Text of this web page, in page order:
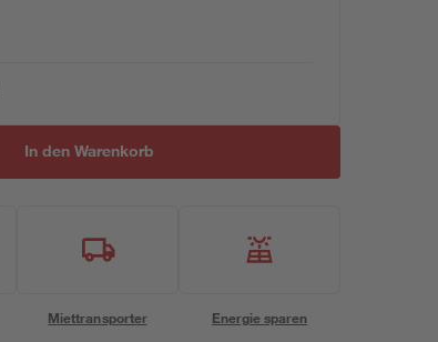
In den Warenkorb
Miettransporter Energie sparen